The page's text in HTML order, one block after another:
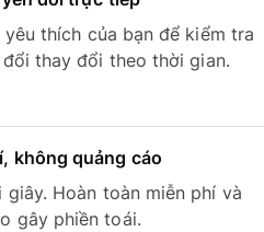
thích của bạn để kiểm tra
thay đổi theo thời gian.
không quảng cáo
Hoàn toàn miễn phí và
gây phiền toái.